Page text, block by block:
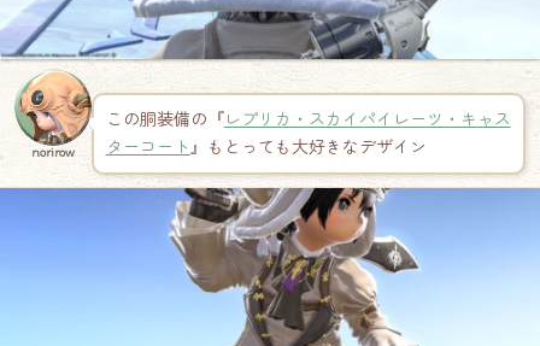
norirow
この胴装備の『レプリカ・スカイパイレーツ・キャス
ターコート』もとっても大好きなデザイン